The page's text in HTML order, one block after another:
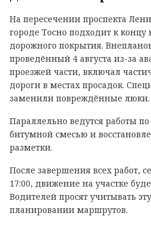
На пересечении проспекта
городе Тосно подходит к концу
дорожного покрытия.
проведённый 4 августа из-за
проезжей части, включал
дороги в местах просадок.
заменили повреждённые люки.
Параллельно ведутся работы
битумной смесью и
разметки.
После завершения всех работ,
17:00, движение на участке
Водителей просят учитывать
планировании маршрутов.